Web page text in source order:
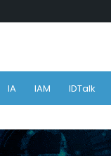
IA IAM IDTalk